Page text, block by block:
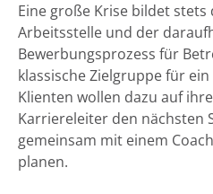
Eine große Krise bildet
Arbeitsstelle und der
Bewerbungsprozess für
klassische Zielgruppe für
Klienten wollen dazu auf
Karriereleiter den nächsten
gemeinsam mit einem
planen.